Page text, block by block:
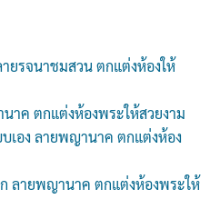
ยรจนาชมสวน ตกแต่งห้องให้
าค ตกแต่งห้องพระให้สวยงาม
เอง ลายพญานาค ตกแต่งห้อง
ลายพญานาค ตกแต่งห้องพระให้